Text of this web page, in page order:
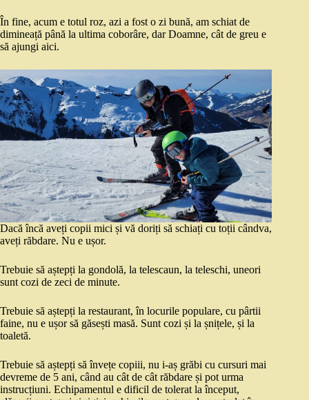
În fine, acum e totul roz, azi a fost o zi bună, am schiat de
dimineață până la ultima coborâre, dar Doamne, cât de greu e
să ajungi aici.
Dacă încă aveți copii mici și vă doriți să schiați cu toții cândva,
aveți răbdare. Nu e ușor.
Trebuie să aștepți la gondolă, la telescaun, la teleschi, uneori
sunt cozi de zeci de minute.
Trebuie să aștepți la restaurant, în locurile populare, cu pârtii
faine, nu e ușor să găsești masă. Sunt cozi și la șnițele, și la
toaletă.
Trebuie să aștepți să învețe copiii, nu i-aș grăbi cu cursuri mai
devreme de 5 ani, când au cât de cât răbdare și pot urma
instrucțiuni. Echipamentul e dificil de tolerat la început,